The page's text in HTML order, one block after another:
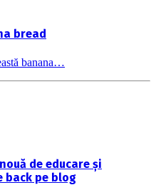
bread
banana…
de educare și
back pe blog